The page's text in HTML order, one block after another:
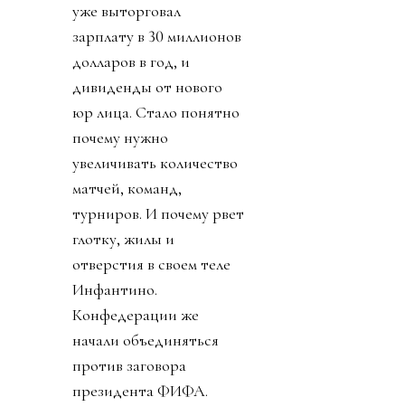
уже выторговал
зарплату в 30 миллионов
долларов в год, и
дивиденды от нового
юр лица. Стало понятно
почему нужно
увеличивать количество
матчей, команд,
турниров. И почему рвет
глотку, жилы и
отверстия в своем теле
Инфантино.
Конфедерации же
начали объединяться
против заговора
президента ФИФА.